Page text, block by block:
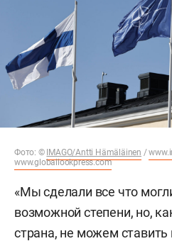
Фото: © IMAGO/Antti Hämäläinen /
www.globallookpress.com
«Мы сделали все что
возможной степени, но,
страна, не можем ставить